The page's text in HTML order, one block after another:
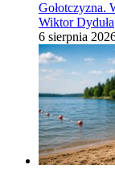
Gołotczyzna.
Wiktor Dyduła
6 sierpnia